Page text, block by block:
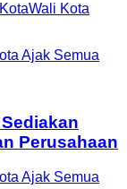
Wali Kota
Perusahaan